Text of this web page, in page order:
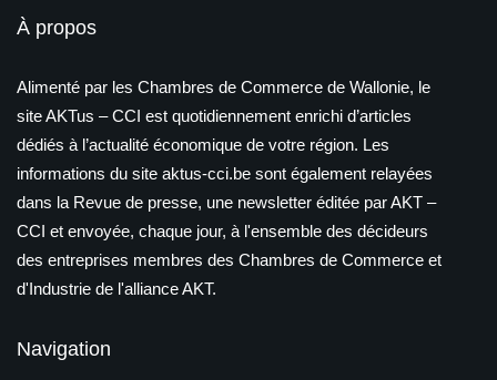
À propos
Alimenté par les Chambres de Commerce de Wallonie, le
site AKTus – CCI est quotidiennement enrichi d’articles
dédiés à l’actualité économique de votre région. Les
informations du site aktus-cci.be sont également relayées
dans la Revue de presse, une newsletter éditée par AKT –
CCI et envoyée, chaque jour, à l'ensemble des décideurs
des entreprises membres des Chambres de Commerce et
d'Industrie de l'alliance AKT.
Navigation